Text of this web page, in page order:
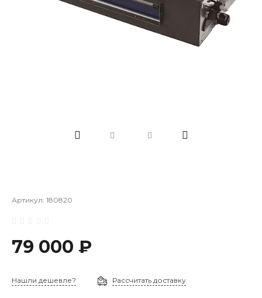
Артикул: 180820
79 000 ₽
Нашли дешевле? Рассчитать доставку